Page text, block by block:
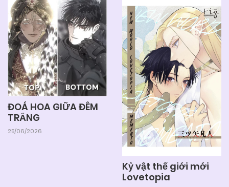
ĐOÁ HOA GIỮA ĐÊM
TRẮNG
25/06/2026
Kỷ vật thế giới mới
Lovetopia